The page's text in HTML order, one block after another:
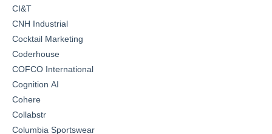
CI&T
CNH Industrial
Cocktail Marketing
Coderhouse
COFCO International
Cognition AI
Cohere
Collabstr
Columbia Sportswear